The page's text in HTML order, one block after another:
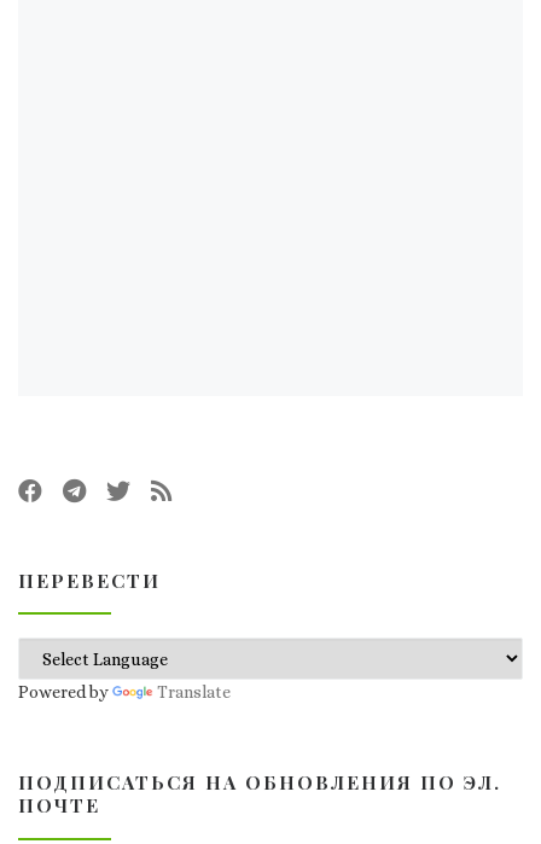
ПЕРЕВЕСТИ
Powered by Translate
ПОДПИСАТЬСЯ НА ОБНОВЛЕНИЯ ПО ЭЛ.
ПОЧТЕ